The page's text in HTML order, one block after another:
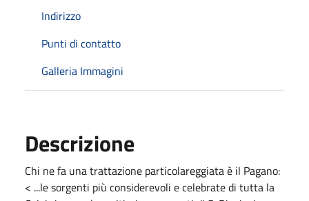
Indirizzo
Punti di contatto
Galleria Immagini
Descrizione
Chi ne fa una trattazione particolareggiata è il Pagano:
< ...le sorgenti più considerevoli e celebrate di tutta la